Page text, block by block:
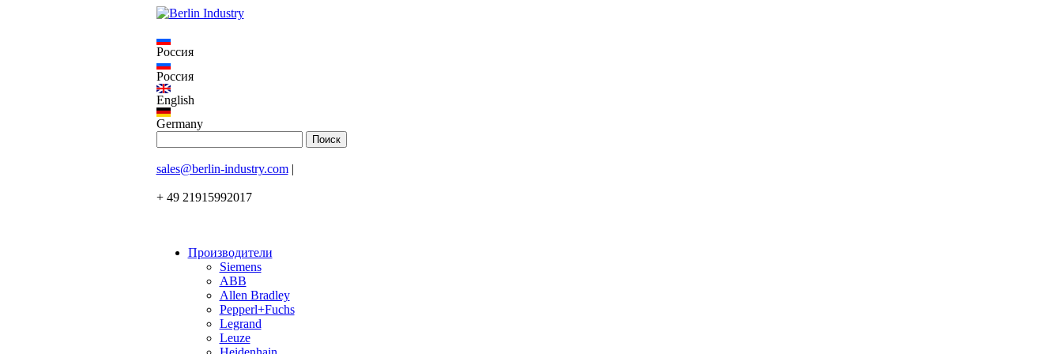
Россия
Россия
English
Germany
sales@berlin-industry.com|
+ 49 21915992017
Производители
Siemens
ABB
Allen Bradley
Pepperl+Fuchs
Legrand
Leuze